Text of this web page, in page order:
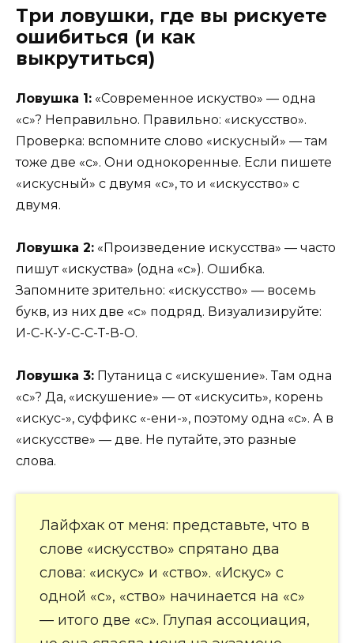
Три ловушки, где вы рискуете
ошибиться (и как
выкрутиться)
Ловушка 1: «Современное искуство» — одна
«с»? Неправильно. Правильно: «искусство».
Проверка: вспомните слово «искусный» — там
тоже две «с». Они однокоренные. Если пишете
«искусный» с двумя «с», то и «искусство» с
двумя.
Ловушка 2: «Произведение искусства» — часто
пишут «искуства» (одна «с»). Ошибка.
Запомните зрительно: «искусство» — восемь
букв, из них две «с» подряд. Визуализируйте:
И-С-К-У-С-С-Т-В-О.
Ловушка 3: Путаница с «искушение». Там одна
«с»? Да, «искушение» — от «искусить», корень
«искус-», суффикс «-ени-», поэтому одна «с». А в
«искусстве» — две. Не путайте, это разные
слова.
Лайфхак от меня: представьте, что в
слове «искусство» спрятано два
слова: «искус» и «ство». «Искус» с
одной «с», «ство» начинается на «с»
— итого две «с». Глупая ассоциация,